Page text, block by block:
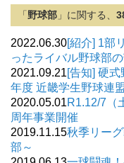
「 野球部 」に関する、
2022.06.30[紹介] 1部
ったライバル野球部
2021.09.21[告知] 硬
年度 近畿学生野球連
2020.05.01R1.12/7（
周年事業開催
2019.11.15秋季リー
部～